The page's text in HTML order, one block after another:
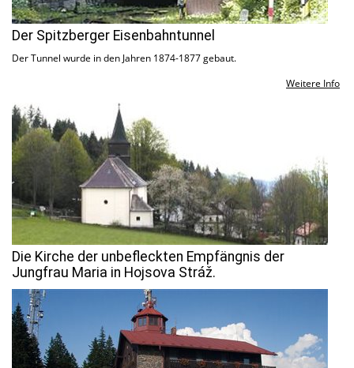
Der Spitzberger Eisenbahntunnel
Der Tunnel wurde in den Jahren 1874-1877 gebaut.
Weitere Info
Die Kirche der unbefleckten Empfängnis der
Jungfrau Maria in Hojsova Stráž.